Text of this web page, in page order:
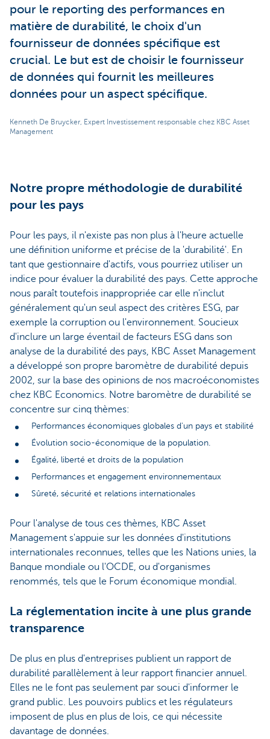
pour le reporting des performances en
matière de durabilité, le choix d'un
fournisseur de données spécifique est
crucial. Le but est de choisir le fournisseur
de données qui fournit les meilleures
données pour un aspect spécifique.
Kenneth De Bruycker, Expert Investissement responsable chez KBC Asset
Management
Notre propre méthodologie de durabilité
pour les pays
Pour les pays, il n'existe pas non plus à l'heure actuelle
une définition uniforme et précise de la 'durabilité'. En
tant que gestionnaire d'actifs, vous pourriez utiliser un
indice pour évaluer la durabilité des pays. Cette approche
nous paraît toutefois inappropriée car elle n'inclut
généralement qu'un seul aspect des critères ESG, par
exemple la corruption ou l'environnement. Soucieux
d'inclure un large éventail de facteurs ESG dans son
analyse de la durabilité des pays, KBC Asset Management
a développé son propre baromètre de durabilité depuis
2002, sur la base des opinions de nos macroéconomistes
chez KBC Economics. Notre baromètre de durabilité se
concentre sur cinq thèmes:
Performances économiques globales d'un pays et stabilité
Évolution socio-économique de la population.
Égalité, liberté et droits de la population
Performances et engagement environnementaux
Sûreté, sécurité et relations internationales
Pour l'analyse de tous ces thèmes, KBC Asset
Management s'appuie sur les données d'institutions
internationales reconnues, telles que les Nations unies, la
Banque mondiale ou l'OCDE, ou d'organismes
renommés, tels que le Forum économique mondial.
La réglementation incite à une plus grande
transparence
De plus en plus d'entreprises publient un rapport de
durabilité parallèlement à leur rapport financier annuel.
Elles ne le font pas seulement par souci d'informer le
grand public. Les pouvoirs publics et les régulateurs
imposent de plus en plus de lois, ce qui nécessite
davantage de données.